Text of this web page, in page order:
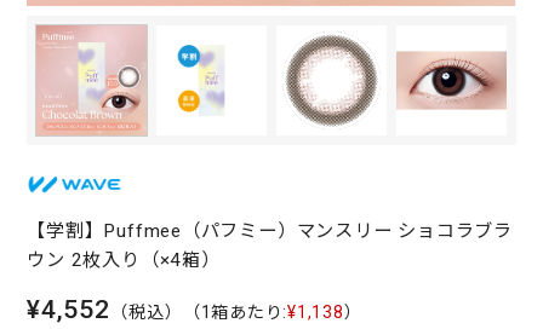
【学割】Puffmee（パフミー）マンスリー ショコラブラ
ウン 2枚入り（×4箱）
¥4,552 （税込） （1箱あたり:¥1,138）